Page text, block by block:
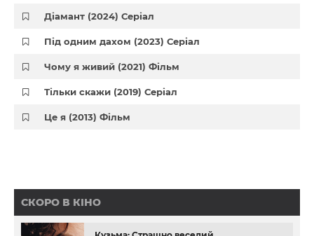
Діамант (2024) Серіал
Під одним дахом (2023) Серіал
Чому я живий (2021) Фільм
Тільки скажи (2019) Серіал
Це я (2013) Фільм
СКОРО В КІНО